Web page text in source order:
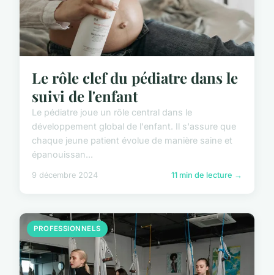
Le rôle clef du pédiatre dans le
suivi de l'enfant
Le pédiatre joue un rôle central dans le
développement global de l'enfant. Il s'assure que
chaque jeune patient évolue de manière saine et
épanouissan...
9 décembre 2024 11 min de lecture →
PROFESSIONNELS